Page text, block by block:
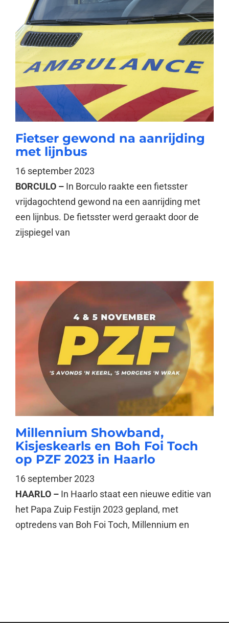
Fietser gewond na aanrijding
met lijnbus
16 september 2023
BORCULO – In Borculo raakte een fietsster
vrijdagochtend gewond na een aanrijding met
een lijnbus. De fietsster werd geraakt door de
zijspiegel van
Millennium Showband,
Kisjeskearls en Boh Foi Toch
op PZF 2023 in Haarlo
16 september 2023
HAARLO – In Haarlo staat een nieuwe editie van
het Papa Zuip Festijn 2023 gepland, met
optredens van Boh Foi Toch, Millennium en